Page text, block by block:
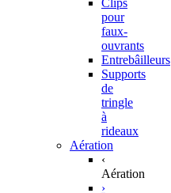
pour
faux-
ouvrants
Entrebâilleurs
Supports
de
tringle
à
rideaux
Aération
‹
Aération
›